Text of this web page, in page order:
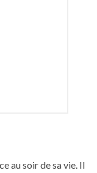
au soir de sa vie. Il